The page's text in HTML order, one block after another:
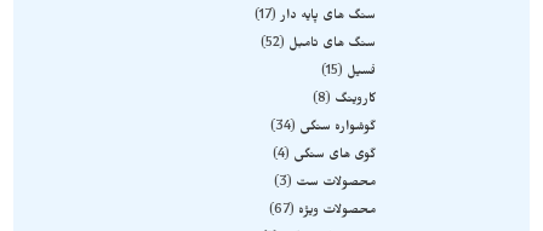
سنگ های پایه دار 17
سنگ های تامبل
52
فسیل
15
کاروینگ
8
گوشواره سنگی
34
گوی های سنگی
4
محصولات ست
3
محصولات ویژه
67